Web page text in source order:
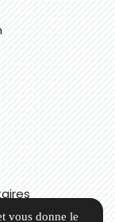
vous donne le